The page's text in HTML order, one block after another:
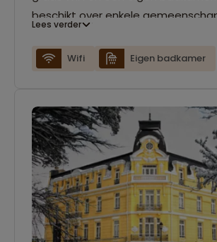
beschikt over enkele
Lees verder
Wifi Eigen badkamer